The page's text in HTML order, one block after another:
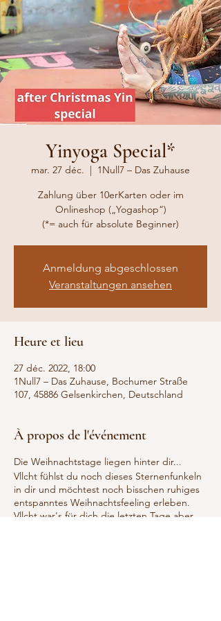
Yinyoga Special*
mar. 27 déc.
  |
1Null7 – Das Zuhause
Zahlung über 10erKarten oder im
Onlineshop („Yogashop“)
(*= auch für absolute Beginner)
Anmeldung abgeschlossen
Veranstaltungen ansehen
Heure et lieu
27 déc. 2022, 18:00
1Null7 – Das Zuhause, Bochumer Straße
107, 45886 Gelsenkirchen, Deutschland
À propos de l'événement
Die Weihnachtstage liegen hinter dir...
Vllcht fühlst du noch dieses Sternenfunkeln
in dir und möchtest noch bisschen ruhiges
entspanntes Weihnachtsfeeling erleben.
Vllcht war's für dich die letzten Tage aber